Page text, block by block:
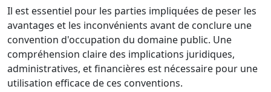
Il est essentiel pour les parties impliquées de peser les
avantages et les inconvénients avant de conclure une
convention d'occupation du domaine public. Une
compréhension claire des implications juridiques,
administratives, et financières est nécessaire pour une
utilisation efficace de ces conventions.